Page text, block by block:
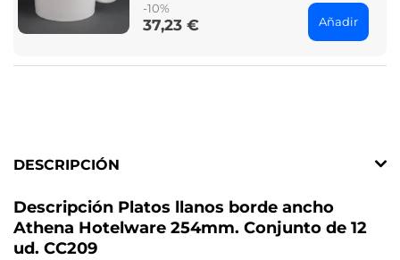
-10%
Price
37,23 € Añadir
DESCRIPCIÓN
Descripción Platos llanos borde ancho
Athena Hotelware 254mm. Conjunto de 12
ud. CC209